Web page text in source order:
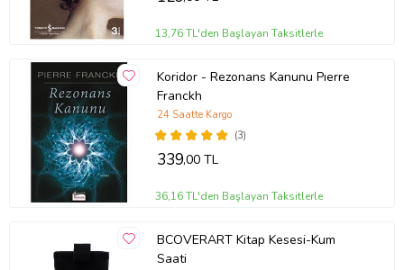
13,76 TL'den Başlayan Taksitlerle
Koridor - Rezonans Kanunu Pıerre
Franckh
(3)
24 Saatte Kargo
339,00 TL
36,16 TL'den Başlayan Taksitlerle
BCOVERART Kitap Kesesi-Kum
Saati